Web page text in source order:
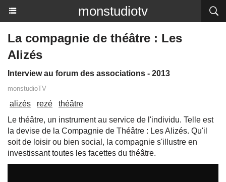
monstudiotv
La compagnie de théâtre : Les
Alizés
Interview au forum des associations - 2013
monstudioTV
alizés rezé
théâtre
Le théâtre, un instrument au service de l'individu. Telle est
la devise de la Compagnie de Théâtre : Les Alizés. Qu'il
soit de loisir ou bien social, la compagnie s'illustre en
investissant toutes les facettes du théâtre.